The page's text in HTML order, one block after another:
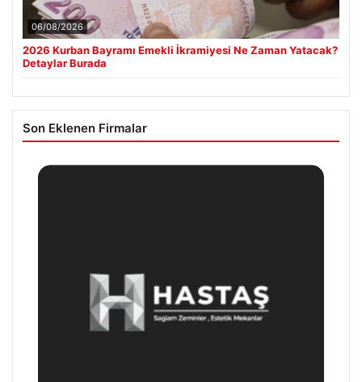
06/08/2026
2026 Kurban Bayramı Emekli İkramiyesi Ne Zaman Yatacak?
Detaylar Burada
Son Eklenen Firmalar